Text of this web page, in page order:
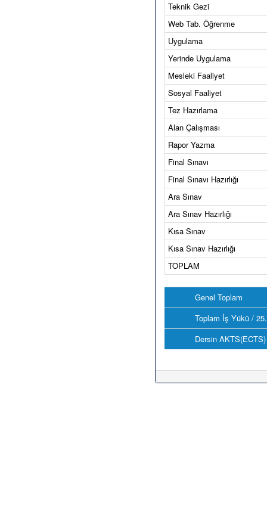
Teknik Gezi
Web Tab. Öğrenme
Uygulama
Yerinde Uygulama
Mesleki Faaliyet
Sosyal Faaliyet
Tez Hazırlama
Alan Çalışması
Rapor Yazma
Final Sınavı
Final Sınavı Hazırlığı
Ara Sınav
Ara Sınav Hazırlığı
Kısa Sınav
Kısa Sınav Hazırlığı
TOPLAM
Genel Toplam
Toplam İş Yükü /
Dersin